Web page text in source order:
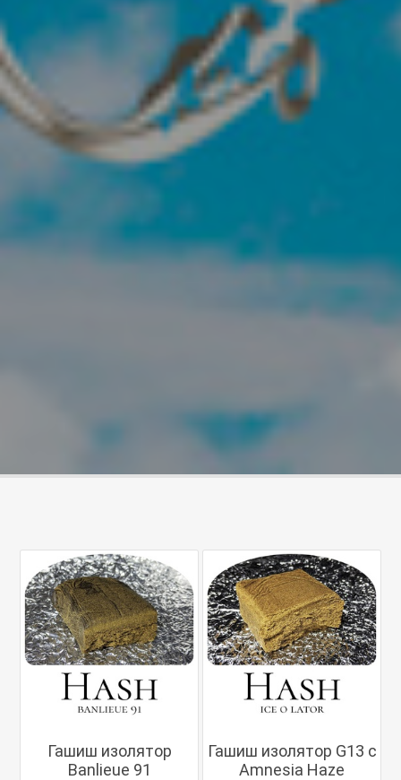
Гашиш изолятор
Banlieue 91
Гашиш изолятор G13 с
Amnesia Haze